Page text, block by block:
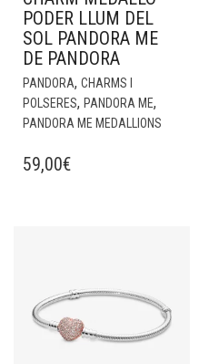
PODER LLUM DEL
SOL PANDORA ME
DE PANDORA
PANDORA, CHARMS I
POLSERES, PANDORA ME,
PANDORA ME MEDALLIONS
59,00€